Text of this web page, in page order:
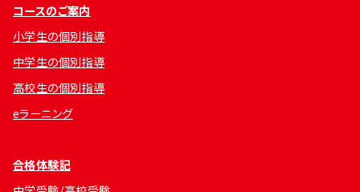
コースのご案内
小学生の個別指導
中学生の個別指導
高校生の個別指導
eラーニング
合格体験記